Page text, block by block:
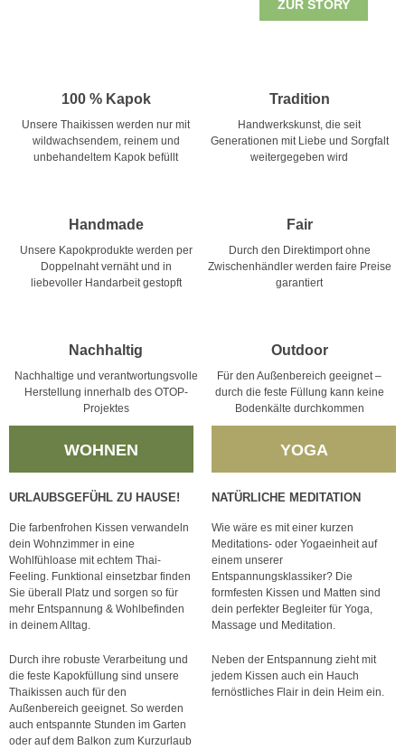
ZUR STORY
100 % Kapok
Unsere Thaikissen werden nur mit
wildwachsendem, reinem und
unbehandeltem Kapok befüllt
Tradition
Handwerkskunst, die seit
Generationen mit Liebe und Sorgfalt
weitergegeben wird
Handmade
Unsere Kapokprodukte werden per
Doppelnaht vernäht und in
liebevoller Handarbeit gestopft
Fair
Durch den Direktimport ohne
Zwischenhändler werden faire Preise
garantiert
Nachhaltig
Nachhaltige und verantwortungsvolle
Herstellung innerhalb des OTOP-
Projektes
Outdoor
Für den Außenbereich geeignet –
durch die feste Füllung kann keine
Bodenkälte durchkommen
WOHNEN
URLAUBSGEFÜHL ZU HAUSE!
Die farbenfrohen Kissen verwandeln
dein Wohnzimmer in eine
Wohlfühloase mit echtem Thai-
Feeling. Funktional einsetzbar finden
Sie überall Platz und sorgen so für
mehr Entspannung & Wohlbefinden
in deinem Alltag.
Durch ihre robuste Verarbeitung und
die feste Kapokfüllung sind unsere
Thaikissen auch für den
Außenbereich geeignet. So werden
auch entspannte Stunden im Garten
oder auf dem Balkon zum Kurzurlaub
YOGA
NATÜRLICHE MEDITATION
Wie wäre es mit einer kurzen
Meditations- oder Yogaeinheit auf
einem unserer
Entspannungsklassiker? Die
formfesten Kissen und Matten sind
dein perfekter Begleiter für Yoga,
Massage und Meditation.
Neben der Entspannung zieht mit
jedem Kissen auch ein Hauch
fernöstliches Flair in dein Heim ein.